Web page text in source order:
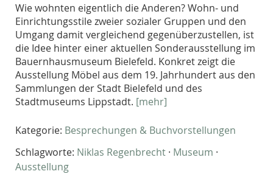
Wie wohnten eigentlich die Anderen? Wohn- und
Einrichtungsstile zweier sozialer Gruppen und den
Umgang damit vergleichend gegenüberzustellen, ist
die Idee hinter einer aktuellen Sonderausstellung im
Bauernhausmuseum Bielefeld. Konkret zeigt die
Ausstellung Möbel aus dem 19. Jahrhundert aus den
Sammlungen der Stadt Bielefeld und des
Stadtmuseums Lippstadt. [mehr]
Kategorie: Besprechungen & Buchvorstellungen
Schlagworte: Niklas Regenbrecht · Museum ·
Ausstellung